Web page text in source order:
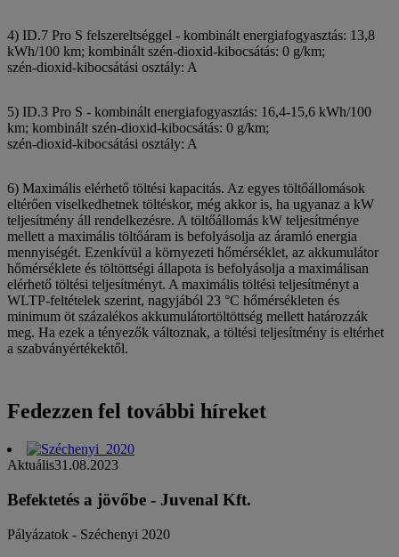
4) ID.7 Pro S felszereltséggel - kombinált energiafogyasztás: 13,8
kWh/100 km; kombinált szén‑dioxid‑kibocsátás: 0 g/km;
szén‑dioxid‑kibocsátási osztály: A
5) ID.3 Pro S - kombinált energiafogyasztás: 16,4-15,6 kWh/100
km; kombinált szén‑dioxid‑kibocsátás: 0 g/km;
szén‑dioxid‑kibocsátási osztály: A
6) Maximális elérhető töltési kapacitás. Az egyes töltőállomások
eltérően viselkedhetnek töltéskor, még akkor is, ha ugyanaz a kW
teljesítmény áll rendelkezésre. A töltőállomás kW teljesítménye
mellett a maximális töltőáram is befolyásolja az áramló energia
mennyiségét. Ezenkívül a környezeti hőmérséklet, az akkumulátor
hőmérséklete és töltöttségi állapota is befolyásolja a maximálisan
elérhető töltési teljesítményt. A maximális töltési teljesítményt a
WLTP-feltételek szerint, nagyjából 23 °C hőmérsékleten és
minimum öt százalékos akkumulátortöltöttség mellett határozzák
meg. Ha ezek a tényezők változnak, a töltési teljesítmény is eltérhet
a szabványértékektől.
Fedezzen fel további híreket
Aktuális31.08.2023
Befektetés a jövőbe - Juvenal Kft.
Pályázatok - Széchenyi 2020